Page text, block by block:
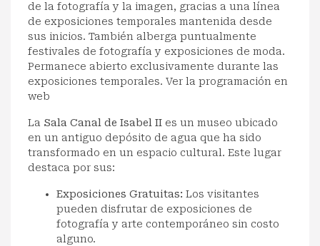
de la fotografía y la imagen, gracias a una línea
de exposiciones temporales mantenida desde
sus inicios. También alberga puntualmente
festivales de fotografía y exposiciones de moda.
Permanece abierto exclusivamente durante las
exposiciones temporales. Ver la programación en
web
La Sala Canal de Isabel II es un museo ubicado
en un antiguo depósito de agua que ha sido
transformado en un espacio cultural. Este lugar
destaca por sus:
Exposiciones Gratuitas: Los visitantes
pueden disfrutar de exposiciones de
fotografía y arte contemporáneo sin costo
alguno.